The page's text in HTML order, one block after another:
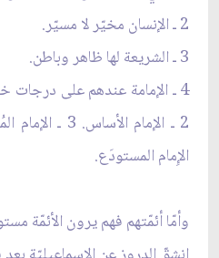
2 ـ الإنسان مخيّر لا مسيّر.
3 ـ الشريعة لها ظاهر وباطن.
الإِمام المستودَع.
وأمّا أئمّتهم فهم يرون الأئمّة